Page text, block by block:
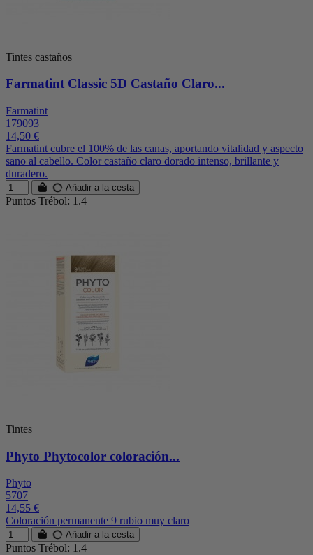
Tintes castaños
Farmatint Classic 5D Castaño Claro...
Farmatint
179093
14,50 €
Farmatint cubre el 100% de las canas, aportando vitalidad y aspecto
sano al cabello. Color castaño claro dorado intenso, brillante y
duradero.
Añadir a la cesta
Puntos Trébol: 1.4
Tintes
Phyto Phytocolor coloración...
Phyto
5707
14,55 €
Coloración permanente 9 rubio muy claro
Añadir a la cesta
Puntos Trébol: 1.4